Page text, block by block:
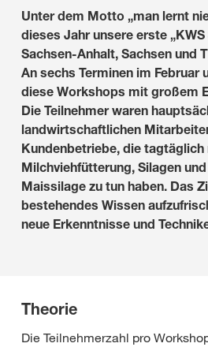
Unter dem Motto „man lernt
dieses Jahr unsere erste „KWS
Sachsen-Anhalt, Sachsen und
An sechs Terminen im Februar
diese Workshops mit großem
Die Teilnehmer waren
landwirtschaftlichen
Kundenbetriebe, die
Milchviehfütterung, Silagen
Maissilage zu tun haben. Das
bestehendes Wissen
neue Erkenntnisse und
Theorie
Die Teilnehmerzahl pro